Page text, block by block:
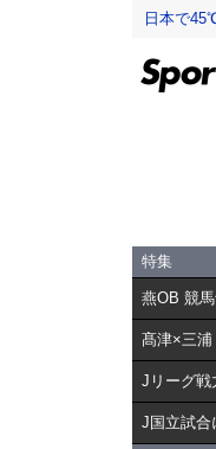
日本で
特集
燕OB 競
髙津×三
Jリーグ戦
J国立試合